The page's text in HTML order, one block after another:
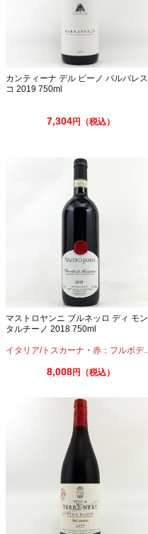
カンティーナ デル ピーノ バルバレス
コ 2019 750ml
7,304円（税込）
マストロヤンニ ブルネッロ ディ モン
タルチーノ 2018 750ml
イタリア/トスカーナ ・ 赤：フルボディ
8,008円（税込）